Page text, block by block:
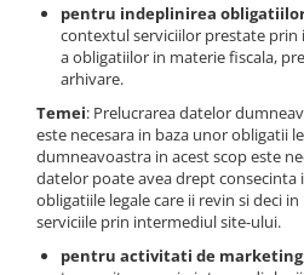
Kit reparatii
Cabluri frana
Rezervor lichid de frana
Lichid de frana
Antigel frane
Piese fara categorie
Sepci
Garnituri utilaje
Piese Zetor
Piese Weidemann
Piese Sennebogen
Piese Still
Piese Timberjack
Piese Valmet Valtra
pentru indeplinirea
contextul serviciilor prestate
a obligatiilor in materie fiscala,
arhivare.
Temei: Prelucrarea datelor
este necesara in baza unor obligatii
dumneavoastra in acest scop este
datelor poate avea drept consecinta
obligatiile legale care ii revin si deci
serviciile prin intermediul site-ului.
pentru activitati de marketing